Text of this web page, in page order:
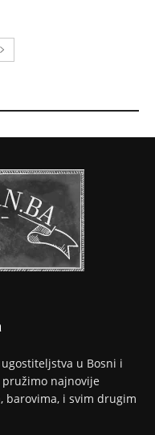
u Bosni i
pružimo najnovije
barovima, i svim drugim